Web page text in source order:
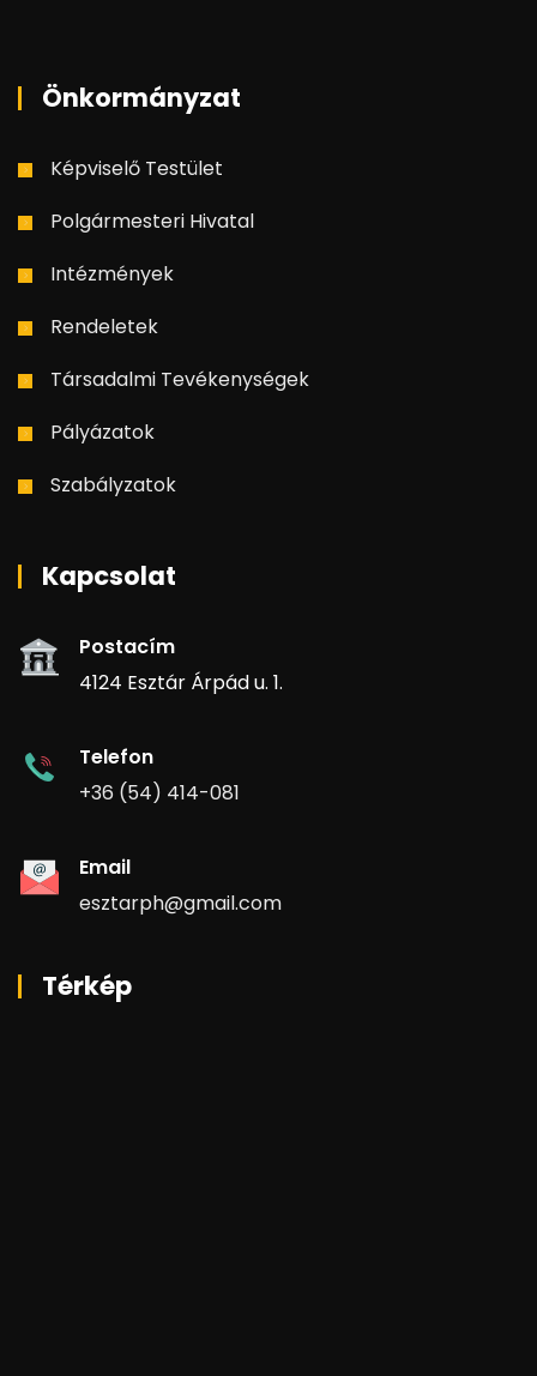
Önkormányzat
Képviselő Testület
Polgármesteri Hivatal
Intézmények
Rendeletek
Társadalmi Tevékenységek
Pályázatok
Szabályzatok
Kapcsolat
Postacím
4124 Esztár Árpád u. 1.
Telefon
+36 (54) 414-081
Email
esztarph@gmail.com
Térkép